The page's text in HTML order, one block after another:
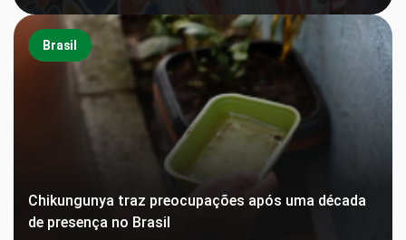
Brasil
Chikungunya traz preocupações após uma década
de presença no Brasil